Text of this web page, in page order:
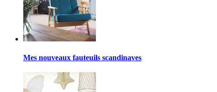
Mes nouveaux fauteuils scandinaves